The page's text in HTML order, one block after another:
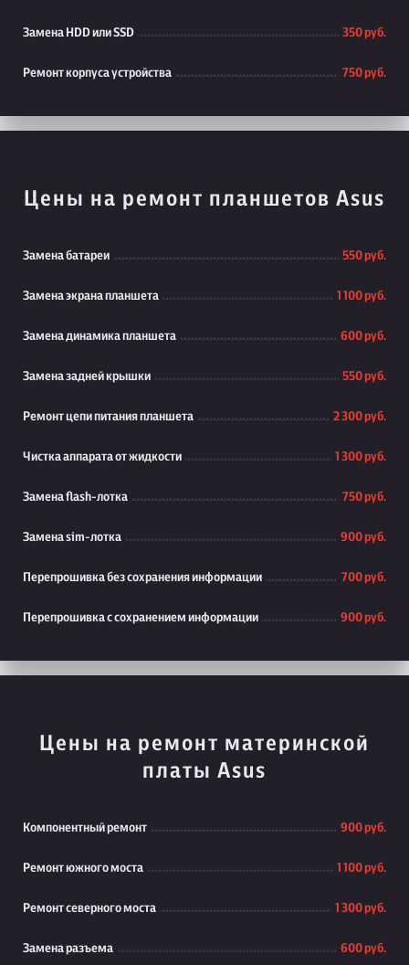
Замена HDD или SSD 350 руб.
Ремонт корпуса устройства 750 руб.
Цены на ремонт планшетов Asus
Замена батареи 550 руб.
Замена экрана планшета 1 100 руб.
Замена динамика планшета 600 руб.
Замена задней крышки 550 руб.
Ремонт цепи питания планшета 2 300 руб.
Чистка аппарата от жидкости 1 300 руб.
Замена flash-лотка 750 руб.
Замена sim-лотка 900 руб.
Перепрошивка без сохранения информации 700 руб.
Перепрошивка с сохранением информации 900 руб.
Цены на ремонт материнской
платы Asus
Компонентный ремонт 900 руб.
Ремонт южного моста 1 100 руб.
Ремонт северного моста 1 300 руб.
Замена разъема 600 руб.